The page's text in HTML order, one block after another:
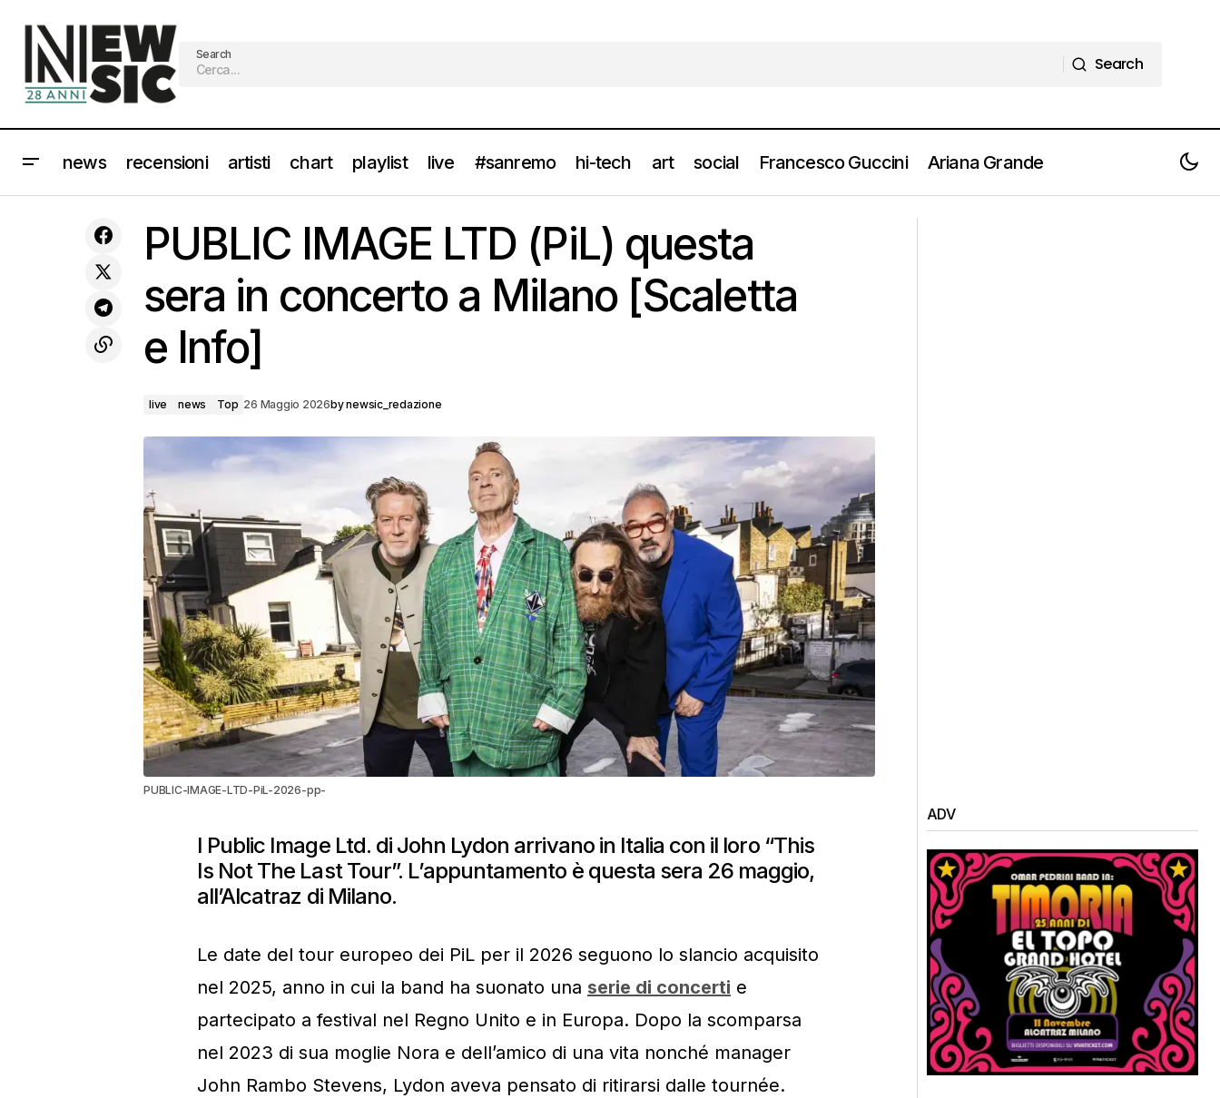
Search
Search
news recensioni artisti chart playlist live #sanremo hi-tech art social Francesco Guccini Ariana Grande
ROOFTOP [info e Biglietti]
PUBLIC IMAGE LTD (PiL) questa sera in concerto a Milano [Scaletta e Info]
PUBLIC IMAGE LTD (PiL) questa
sera in concerto a Milano [Scaletta
e Info]
live news Top 26 Maggio 2026bynewsic_redazione
PUBLIC-IMAGE-LTD-PiL-2026-pp-
I Public Image Ltd. di John Lydon arrivano in Italia con il loro “This
Is Not The Last Tour”. L’appuntamento è questa sera 26 maggio,
all’Alcatraz di Milano.
Le date del tour europeo dei PiL per il 2026 seguono lo slancio acquisito
nel 2025, anno in cui la band ha suonato una serie di concerti e
partecipato a festival nel Regno Unito e in Europa. Dopo la scomparsa
nel 2023 di sua moglie Nora e dell’amico di una vita nonché manager
John Rambo Stevens, Lydon aveva pensato di ritirarsi dalle tournée.
ADV